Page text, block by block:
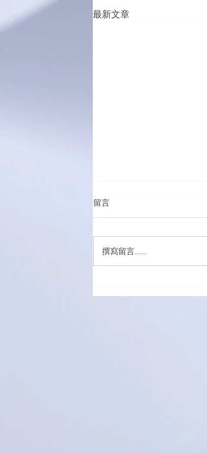
最新文章
五外籍男女涉販吸毒被捕
留言
撰寫留言......